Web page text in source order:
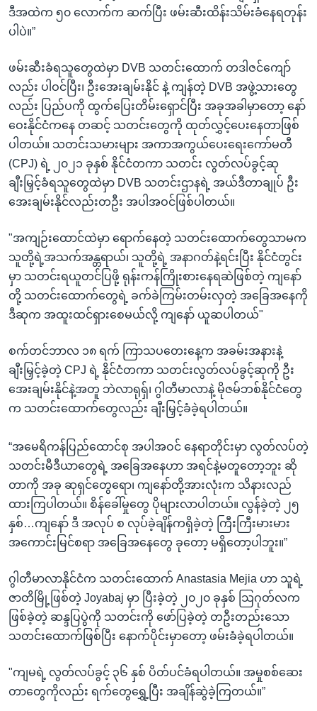
ဒီအထဲက ၅၀ လောက်က ဆက်ပြီး ဖမ်းဆီးထိန်းသိမ်းခံနေရတုန်း
ပါပဲ။”
ဖမ်းဆီးခံရသူတွေထဲမှာ DVB သတင်းထောက် တဒါဇင်ကျော်
လည်း ပါဝင်ပြီး၊ ဦးအေးချမ်းနိုင် နဲ့ ကျန်တဲ့ DVB အဖွဲ့သားတွေ
လည်း ပြည်ပကို ထွက်ပြေးတိမ်းရှောင်ပြီး အခုအခါမှာတော့ နော်
ဝေးနိုင်ငံကနေ တဆင့် သတင်းတွေကို ထုတ်လွှင့်ပေးနေတာဖြစ်
ပါတယ်။ သတင်းသမားများ အကာအကွယ်ပေးရေးကော်မတီ
(CPJ) ရဲ့ ၂၀၂၁ ခုနှစ် နိုင်ငံတကာ သတင်း လွတ်လပ်ခွင့်ဆု
ချီးမြှင့်ခံရသူတွေထဲမှာ DVB သတင်းဌာနရဲ့ အယ်ဒီတာချုပ် ဦး
အေးချမ်းနိုင်လည်းတဦး အပါအဝင်ဖြစ်ပါတယ်။
"အကျဉ်းထောင်ထဲမှာ ရောက်နေတဲ့ သတင်းထောက်တွေသာမက
သူတို့ရဲ့အသက်အန္တရာယ်၊ သူတို့ရဲ့ အနာဂတ်နဲ့ရင်းပြီး နိုင်ငံတွင်း
မှာ သတင်းရယူတင်ပြဖို့ ရုန်းကန်ကြိုးစားနေရဆဲဖြစ်တဲ့ ကျနော်
တို့ သတင်းထောက်တွေရဲ့ ခက်ခဲကြမ်းတမ်းလှတဲ့ အခြေအနေကို
ဒီဆုက အထူးထင်ရှားစေမယ်လို့ ကျနော် ယူဆပါတယ်"
စက်တင်ဘာလ ၁၈ ရက် ကြာသပတေးနေ့က အခမ်းအနားနဲ့
ချီးမြှင့်ခဲ့တဲ့ CPJ ရဲ့ နိုင်ငံတကာ သတင်းလွတ်လပ်ခွင့်ဆုကို ဦး
အေးချမ်းနိုင်နဲ့အတူ ဘဲလာရုရှ်၊ ဂွါတီမာလာနဲ့ မိုဇမ်ဘစ်နိုင်ငံတွေ
က သတင်းထောက်တွေလည်း ချီးမြှင့်ခံခဲ့ရပါတယ်။
“အမေရိကန်ပြည်ထောင်စု အပါအဝင် နေရာတိုင်းမှာ လွတ်လပ်တဲ့
သတင်းမီဒီယာတွေရဲ့ အခြေအနေဟာ အရင်နဲ့မတူတော့ဘူး ဆို
တာကို အခု ဆုရှင်တွေရော၊ ကျနော်တို့အားလုံးက သိနားလည်
ထားကြပါတယ်။ စိန်ခေါ်မှုတွေ ပိုများလာပါတယ်။ လွန်ခဲ့တဲ့ ၂၅
နှစ်…ကျနော် ဒီ အလုပ် စ လုပ်ခဲ့ချိန်ကရှိခဲ့တဲ့ ကြီးကြီးမားမား
အကောင်းမြင်စရာ အခြေအနေတွေ ခုတော့ မရှိတော့ပါဘူး။”
ဂွါတီမာလာနိုင်ငံက သတင်းထောက် Anastasia Mejia ဟာ သူရဲ့
ဇာတိမြို့ဖြစ်တဲ့ Joyabaj မှာ ပြီးခဲ့တဲ့ ၂၀၂၀ ခုနှစ် သြဂုတ်လက
ဖြစ်ခဲ့တဲ့ ဆန္ဒပြပွဲကို သတင်းကို ဖော်ပြခဲ့တဲ့ တဦးတည်းသော
သတင်းထောက်ဖြစ်ပြီး နောက်ပိုင်းမှာတော့ ဖမ်းခံခဲ့ရပါတယ်။
"ကျမရဲ့ လွတ်လပ်ခွင့် ၃၆ နှစ် ပိတ်ပင်ခံရပါတယ်။ အမှုစစ်ဆေး
တာတွေကိုလည်း ရက်တွေရွှေ့ပြီး အချိန်ဆွဲခဲ့ကြတယ်။”